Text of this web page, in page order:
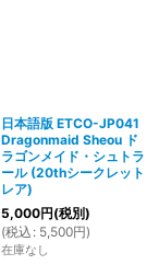
日本語版 ETCO-JP041
Dragonmaid Sheou ド
ラゴンメイド・シュトラ
ール (20thシークレット
レア)
5,000円(税別)
(税込 : 5,500円)
在庫なし